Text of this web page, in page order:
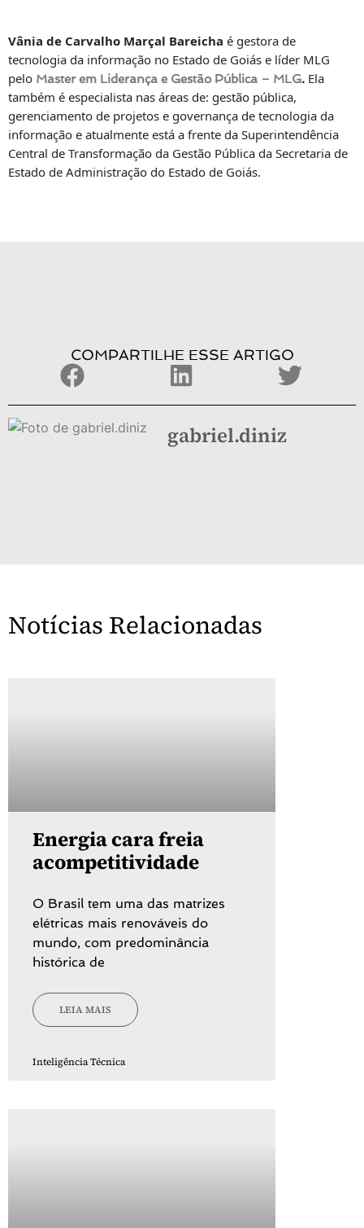
Vânia de Carvalho Marçal Bareicha é gestora de
tecnologia da informação no Estado de Goiás e líder MLG
pelo Master em Liderança e Gestão Pública – MLG. Ela
também é especialista nas áreas de: gestão pública,
gerenciamento de projetos e governança de tecnologia da
informação e atualmente está a frente da Superintendência
Central de Transformação da Gestão Pública da Secretaria de
Estado de Administração do Estado de Goiás.
COMPARTILHE ESSE ARTIGO
gabriel.diniz
Notícias Relacionadas
Energia cara freia
acompetitividade
O Brasil tem uma das matrizes
elétricas mais renováveis do
mundo, com predominância
histórica de
LEIA MAIS
Inteligência Técnica